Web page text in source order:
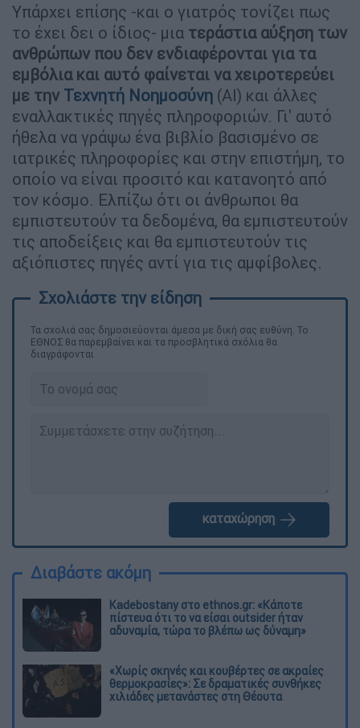
Υπάρχει επίσης -και ο γιατρός τονίζει πως
το έχει δει ο ίδιος- μια τεράστια αύξηση των
ανθρώπων που δεν ενδιαφέρονται για τα
εμβόλια και αυτό φαίνεται να χειροτερεύει
με την Τεχνητή Νοημοσύνη (AI) και άλλες
εναλλακτικές πηγές πληροφοριών. Γι' αυτό
ήθελα να γράψω ένα βιβλίο βασισμένο σε
ιατρικές πληροφορίες και στην επιστήμη, το
οποίο να είναι προσιτό και κατανοητό από
τον κόσμο. Ελπίζω ότι οι άνθρωποι θα
εμπιστευτούν τα δεδομένα, θα εμπιστευτούν
τις αποδείξεις και θα εμπιστευτούν τις
αξιόπιστες πηγές αντί για τις αμφίβολες.
Τα σχολιά σας δημοσιεύονται άμεσα με δική σας ευθύνη. Το
ΕΘΝΟΣ θα παρεμβαίνει και τα προσβλητικά σχόλια θα
διαγράφονται
καταχώρηση
Διαβάστε ακόμη
Kadebostany στο ethnos.gr: «Κάποτε
πίστευα ότι το να είσαι outsider ήταν
αδυναμία, τώρα το βλέπω ως δύναμη»
«Χωρίς σκηνές και κουβέρτες σε ακραίες
θερμοκρασίες»: Σε δραματικές συνθήκες
χιλιάδες μετανάστες στη Θέουτα